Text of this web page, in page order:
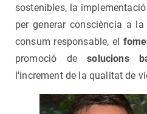
sostenibles, la
per generar consciència a
consum responsable, el
promoció desolucions
l'increment de la qualitat de